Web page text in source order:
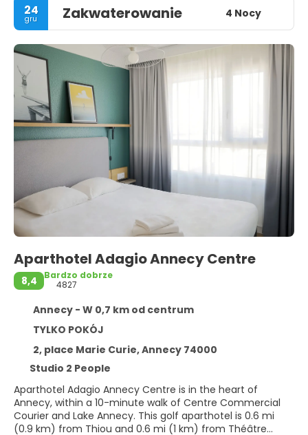
24
gru Zakwaterowanie 4 Nocy
Aparthotel Adagio Annecy Centre
8,4
Bardzo dobrze
4827
Annecy - W 0,7 km od centrum
TYLKO POKÓJ
2, place Marie Curie, Annecy 74000
Studio 2 People
Aparthotel Adagio Annecy Centre is in the heart of
Annecy, within a 10-minute walk of Centre Commercial
Courier and Lake Annecy. This golf aparthotel is 0.6 mi
(0.9 km) from Thiou and 0.6 mi (1 km) from Théâtre